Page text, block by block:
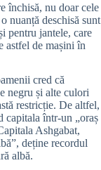
închisă, nu doar cele
nuanță deschisă sunt
pentru jantele, care
astfel de mașini în
cred că
negru și alte culori
restricție. De altfel,
capitala într-un „oraș
Ashgabat,
deține recordul
albă.